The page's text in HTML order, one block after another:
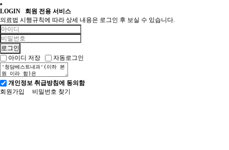
LOGIN 회원 전용 서비스
의료법 시행규칙에 따라 상세 내용은 로그인 후 보실 수 있습니다.
아이디 저장 자동로그인
개인정보 취급방침에 동의함
회원가입
비밀번호 찾기